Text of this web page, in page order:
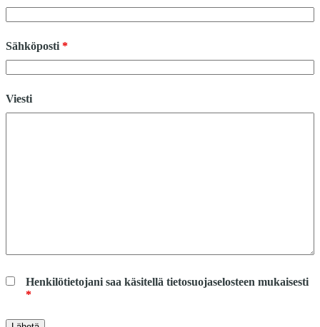
Sähköposti *
Viesti
Henkilötietojani saa käsitellä tietosuojaselosteen mukaisesti
*